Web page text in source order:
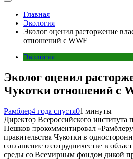
Главная
Экология
Эколог оценил расторжение
отношений с WWF
Экология
Эколог оценил
Чукотки отношений с
Рамблер4 года спустя01 минуты
Директор Всероссийского института
Пешков прокомментировал
правительства Чукотки в
соглашение о сотрудничестве в
среды со Всемирным фондом дикой